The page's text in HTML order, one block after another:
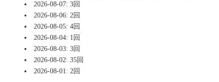
2026-08-07: 3回
2026-08-06: 2回
2026-08-05: 4回
2026-08-04: 1回
2026-08-03: 3回
2026-08-02: 35回
2026-08-01: 2回